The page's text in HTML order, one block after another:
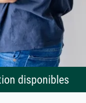
disponibles